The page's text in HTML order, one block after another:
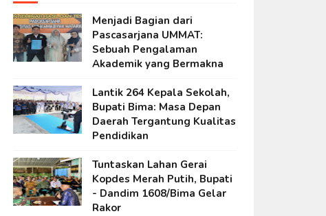
Menjadi Bagian dari
Pascasarjana UMMAT:
Sebuah Pengalaman
Akademik yang Bermakna
Lantik 264 Kepala Sekolah,
Bupati Bima: Masa Depan
Daerah Tergantung Kualitas
Pendidikan
Tuntaskan Lahan Gerai
Kopdes Merah Putih, Bupati
- Dandim 1608/Bima Gelar
Rakor